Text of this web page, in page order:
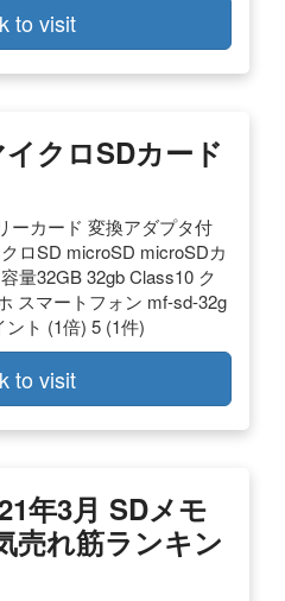
to visit
イクロSDカード
ーカード 変換アダプタ付
ロSD microSD microSDカ
量32GB 32gb Class10 ク
スマートフォン mf-sd-32g
ト (1倍) 5 (1件)
to visit
年3月 SDメモ
売れ筋ランキン